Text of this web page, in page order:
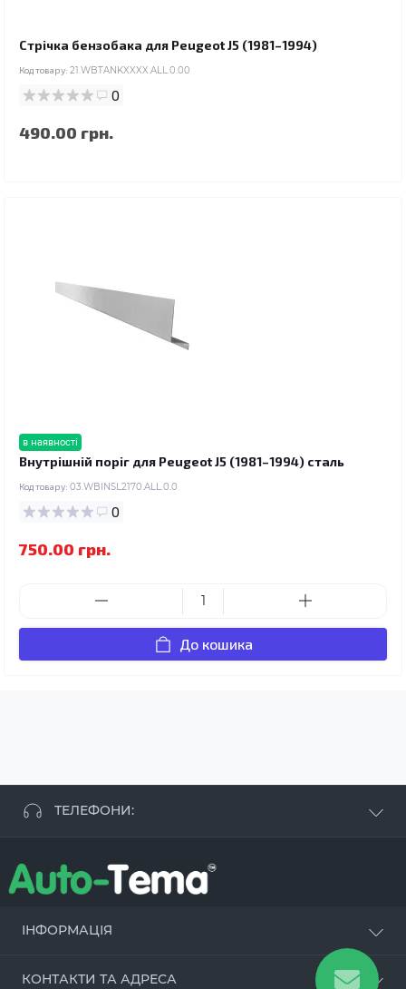
Стрічка бензобака для Peugeot J5 (1981–1994)
Код товару: 21.WBTANKXXXX.ALL.0.00
0
490.00 грн.
в наявності
Внутрішній поріг для Peugeot J5 (1981–1994) сталь
Код товару: 03.WBINSL2170.ALL.0.0
0
750.00 грн.
До кошика
ТЕЛЕФОНИ:
+38 096 250 84 38
+38 099 657 61 50
ІНФОРМАЦІЯ
КОНТАКТИ ТА АДРЕСА